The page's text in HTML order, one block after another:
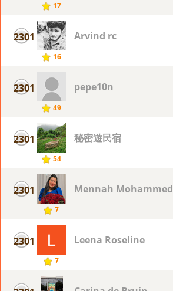
17
2301
16
Arvind rc
2301
49
pepe10n
2301
54
秘密遊民宿
2301
7
Mennah Mohammed
2301
7
Leena Roseline